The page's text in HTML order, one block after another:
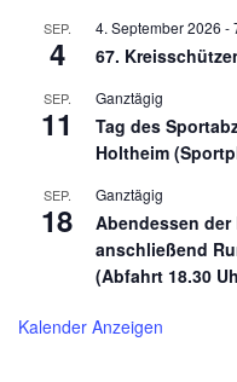
SEP.
4
4. September 2026 -
67.
SEP.
11
Ganztägig
Tag des
Holtheim
SEP.
18
Ganztägig
Abendessen
anschließend
(Abfahrt 18.30
Kalender Anzeigen